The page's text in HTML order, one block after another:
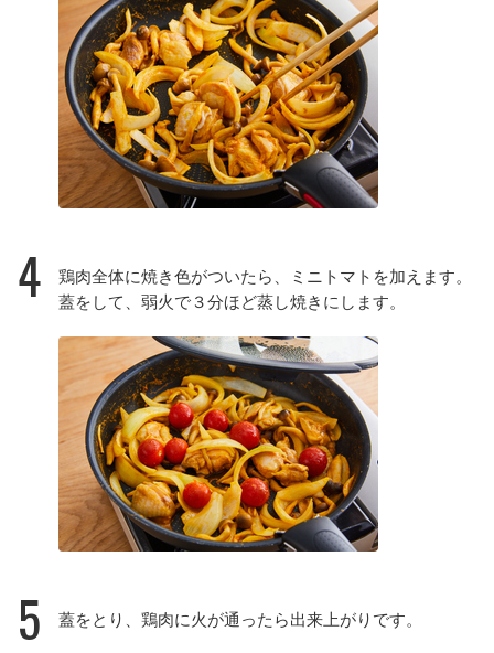
4
鶏肉全体に焼き色がついたら、ミニトマトを加えます。
蓋をして、弱火で３分ほど蒸し焼きにします。
5 蓋をとり、鶏肉に火が通ったら出来上がりです。